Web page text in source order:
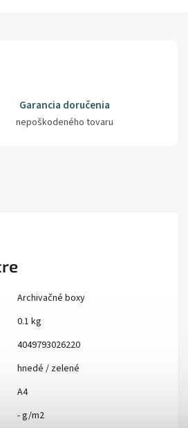
Garancia doručenia
nepoškodeného tovaru
Archivačné boxy
0.1 kg
4049793026220
hnedé / zelené
A4
- g/m2